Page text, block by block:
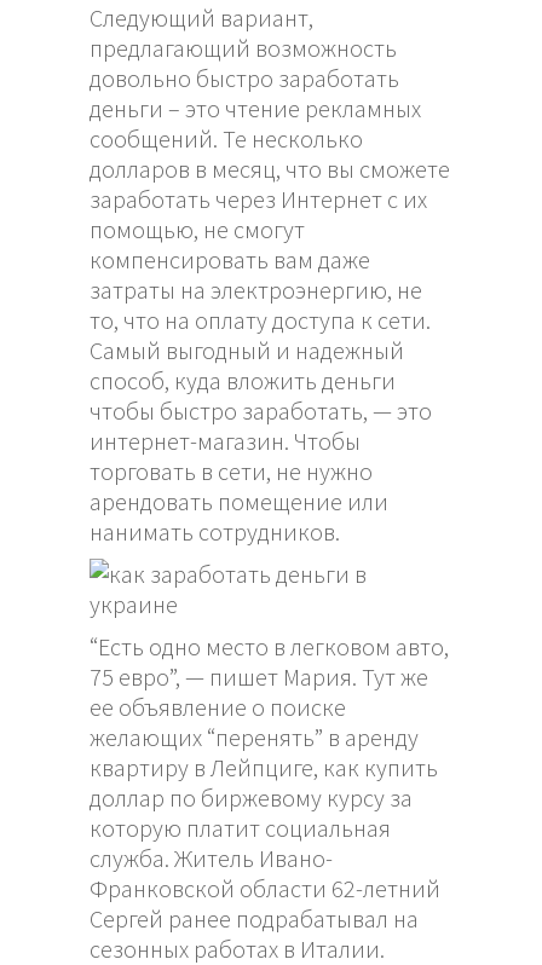
Следующий вариант,
предлагающий возможность
довольно быстро заработать
деньги – это чтение рекламных
сообщений. Те несколько
долларов в месяц, что вы сможете
заработать через Интернет с их
помощью, не смогут
компенсировать вам даже
затраты на электроэнергию, не
то, что на оплату доступа к сети.
Самый выгодный и надежный
способ, куда вложить деньги
чтобы быстро заработать, — это
интернет-магазин. Чтобы
торговать в сети, не нужно
арендовать помещение или
нанимать сотрудников.
“Есть одно место в легковом авто,
75 евро”, — пишет Мария. Тут же
ее объявление о поиске
желающих “перенять” в аренду
квартиру в Лейпциге, как купить
доллар по биржевому курсу за
которую платит социальная
служба. Житель Ивано-
Франковской области 62-летний
Сергей ранее подрабатывал на
сезонных работах в Италии.